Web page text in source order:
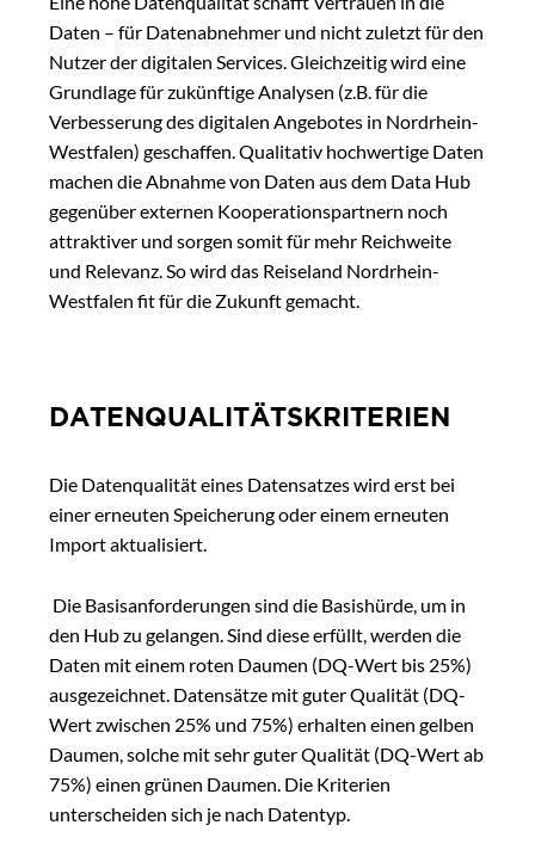
Daten – für Datenabnehmer und nicht zuletzt für den
Nutzer der digitalen Services. Gleichzeitig wird eine
Grundlage für zukünftige Analysen (z.B. für die
Verbesserung des digitalen Angebotes in Nordrhein-
Westfalen) geschaffen. Qualitativ hochwertige Daten
machen die Abnahme von Daten aus dem Data Hub
gegenüber externen Kooperationspartnern noch
attraktiver und sorgen somit für mehr Reichweite
und Relevanz. So wird das Reiseland Nordrhein-
Westfalen fit für die Zukunft gemacht.
DATENQUALITÄTSKRITERIEN
Die Datenqualität eines Datensatzes wird erst bei
einer erneuten Speicherung oder einem erneuten
Import aktualisiert.
Die Basisanforderungen sind die Basishürde, um in
den Hub zu gelangen. Sind diese erfüllt, werden die
Daten mit einem roten Daumen (DQ-Wert bis 25%)
ausgezeichnet. Datensätze mit guter Qualität (DQ-
Wert zwischen 25% und 75%) erhalten einen gelben
Daumen, solche mit sehr guter Qualität (DQ-Wert ab
75%) einen grünen Daumen. Die Kriterien
unterscheiden sich je nach Datentyp.